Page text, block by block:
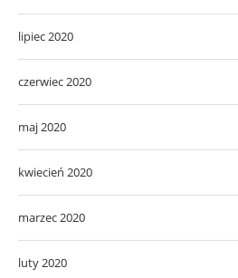
lipiec 2020
czerwiec 2020
maj 2020
kwiecień 2020
marzec 2020
luty 2020